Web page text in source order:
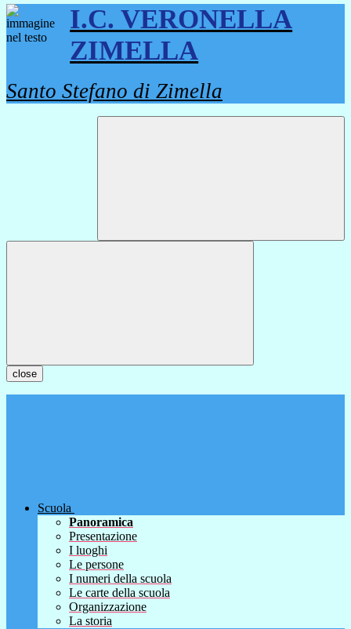
I.C. VERONELLA
ZIMELLA
Santo Stefano di Zimella
close
Scuola
Panoramica
Presentazione
I luoghi
Le persone
I numeri della scuola
Le carte della scuola
Organizzazione
La storia